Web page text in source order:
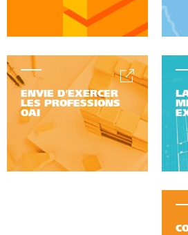
ENVIE D'EXERCER
LES PROFESSIONS
OAI